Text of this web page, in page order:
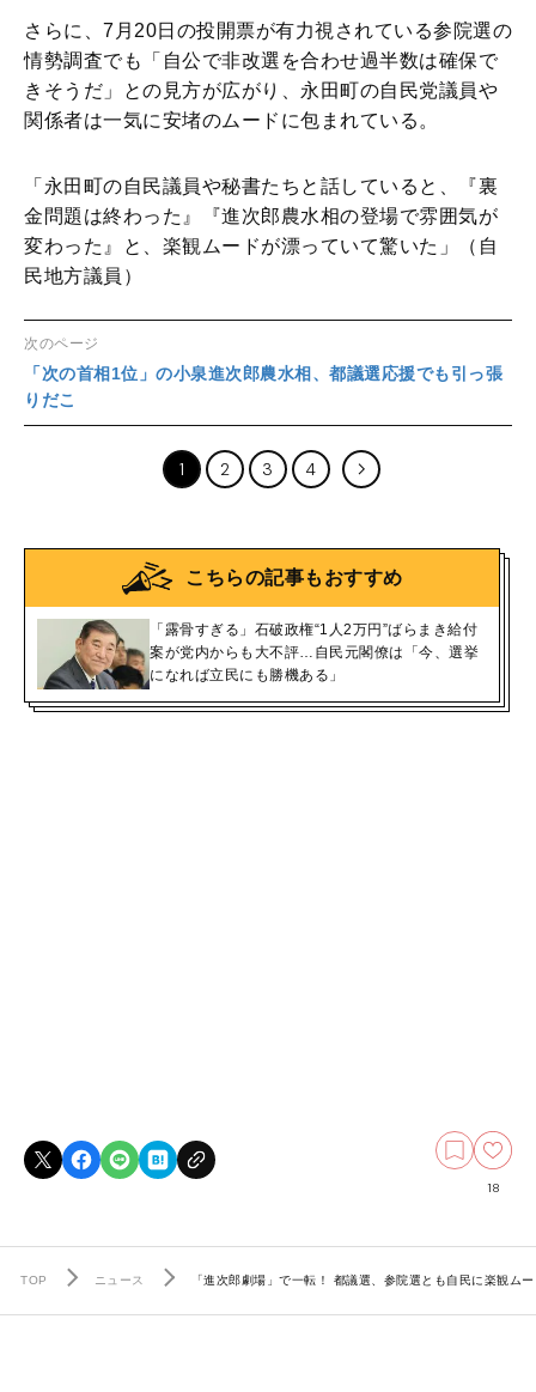
さらに、7月20日の投開票が有力視されている参院選の
情勢調査でも「自公で非改選を合わせ過半数は確保で
きそうだ」との見方が広がり、永田町の自民党議員や
関係者は一気に安堵のムードに包まれている。
「永田町の自民議員や秘書たちと話していると、『裏
金問題は終わった』『進次郎農水相の登場で雰囲気が
変わった』と、楽観ムードが漂っていて驚いた」（自
民地方議員）
次のページ
「次の首相1位」の小泉進次郎農水相、都議選応援でも引っ張
りだこ
1 2 3 4
こちらの記事もおすすめ
「露骨すぎる」石破政権“1人2万円”ばらまき給付
案が党内からも大不評…自民元閣僚は「今、選挙
になれば立民にも勝機ある」
18
TOP ニュース 「進次郎劇場」で一転！ 都議選、参院選とも自民に楽観ム